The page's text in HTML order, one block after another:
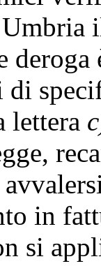
di
lettera
in
si